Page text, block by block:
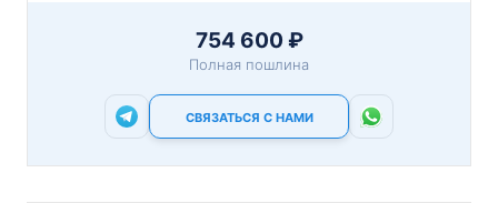
754 600 ₽
Полная пошлина
СВЯЗАТЬСЯ С НАМИ